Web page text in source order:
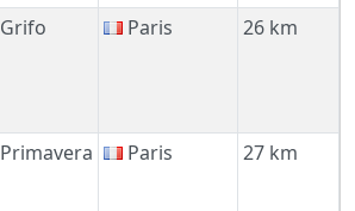
Grifo Paris 26 km
Primavera Paris 27 km